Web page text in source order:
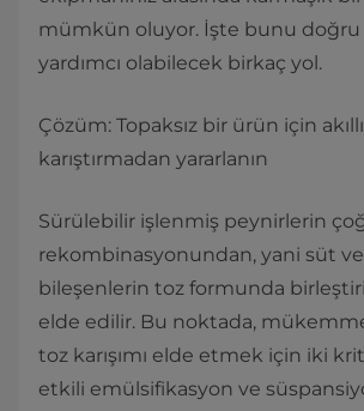
mümkün oluyor. İşte bunu doğru
yardımcı olabilecek birkaç yol.
Çözüm: Topaksız bir ürün için akıllı
karıştırmadan yararlanın
Sürülebilir işlenmiş peynirlerin
rekombinasyonundan, yani süt
bileşenlerin toz formunda
elde edilir. Bu noktada,
toz karışımı elde etmek için iki
etkili emülsifikasyon ve